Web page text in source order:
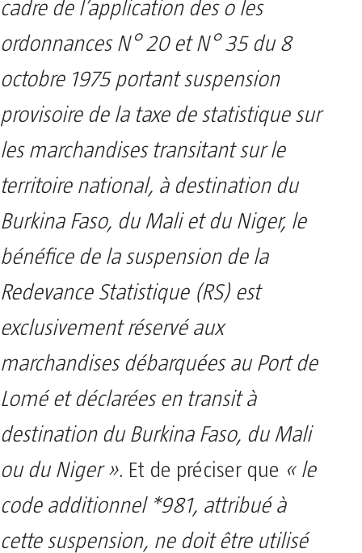
cadre de l’application des o les
ordonnances N° 20 et N° 35 du 8
octobre 1975 portant suspension
provisoire de la taxe de statistique sur
les marchandises transitant sur le
territoire national, à destination du
Burkina Faso, du Mali et du Niger, le
bénéfice de la suspension de la
Redevance Statistique (RS) est
exclusivement réservé aux
marchandises débarquées au Port de
Lomé et déclarées en transit à
destination du Burkina Faso, du Mali
ou du Niger ». Et de préciser que « le
code additionnel *981, attribué à
cette suspension, ne doit être utilisé